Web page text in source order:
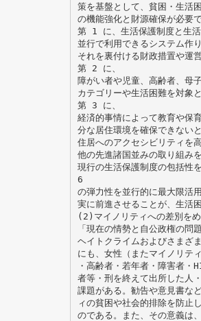
策を基盤として、貧困・生活
の機能強化と財源確保が必要
第 1 に、生活保護制度と生活
並行で利用できるシステム作り
それを裏付ける財政措置や運
第 2 に、
障がい者や児童、高齢者、母
カテゴリーや生活困難を対象
第 3 に、
経済的事情によって教育や保
分な居住環境を確保できない
住居へのアクセシビリティを
他の先進諸国並みの取り組み
現行の生活保護制度の包括性
6
の弾力性を並行的に最大限活
実に前進させることが、生活
(2)マイノリティへの差別を
「現在の情勢と自公政権の問
ヘイトクライムおよびさまざ
にも、女性（またマイノリティ
・高齢者・若年者・障害者
者等・刑を終えて出所した人
課題がある。勧告や意見書な
ィの貧困や社会的排除を防止
のである。また、その意義は